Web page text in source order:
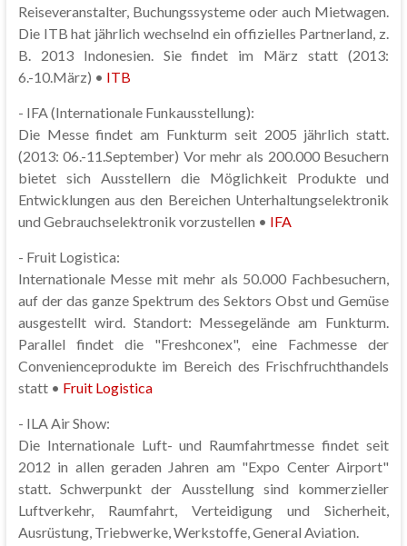
Reiseveranstalter, Buchungssysteme oder auch Mietwagen.
Die ITB hat jährlich wechselnd ein offizielles Partnerland, z.
B. 2013 Indonesien. Sie findet im März statt (2013:
6.-10.März) • ITB
- IFA (Internationale Funkausstellung):
Die Messe findet am Funkturm seit 2005 jährlich statt.
(2013: 06.-11.September) Vor mehr als 200.000 Besuchern
bietet sich Ausstellern die Möglichkeit Produkte und
Entwicklungen aus den Bereichen Unterhaltungselektronik
und Gebrauchselektronik vorzustellen • IFA
- Fruit Logistica:
Internationale Messe mit mehr als 50.000 Fachbesuchern,
auf der das ganze Spektrum des Sektors Obst und Gemüse
ausgestellt wird. Standort: Messegelände am Funkturm.
Parallel findet die "Freshconex", eine Fachmesse der
Convenienceprodukte im Bereich des Frischfruchthandels
statt • Fruit Logistica
- ILA Air Show:
Die Internationale Luft- und Raumfahrtmesse findet seit
2012 in allen geraden Jahren am "Expo Center Airport"
statt. Schwerpunkt der Ausstellung sind kommerzieller
Luftverkehr, Raumfahrt, Verteidigung und Sicherheit,
Ausrüstung, Triebwerke, Werkstoffe, General Aviation.